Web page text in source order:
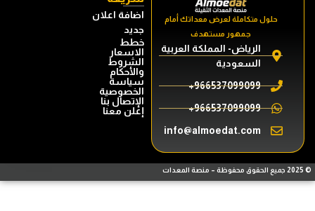
متكاملة لعرض معداتك أمام
جمهور مستهدف
الرياض- المملكة العربية
السعودية
966537099099+
966537099099+
info@almoedat.com
اضافة اعلان
الاسعار
الخصوصية
إعلن معنا